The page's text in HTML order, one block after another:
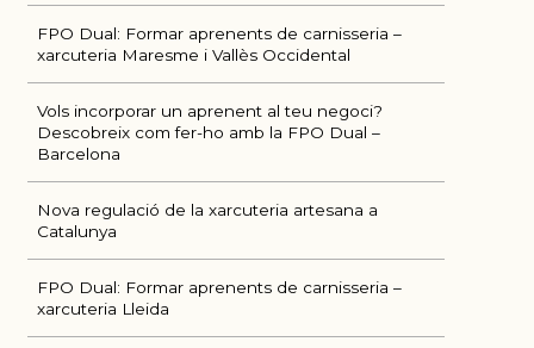
FPO Dual: Formar aprenents de carnisseria –
xarcuteria Maresme i Vallès Occidental
Vols incorporar un aprenent al teu negoci?
Descobreix com fer-ho amb la FPO Dual –
Barcelona
Nova regulació de la xarcuteria artesana a
Catalunya
FPO Dual: Formar aprenents de carnisseria –
xarcuteria Lleida